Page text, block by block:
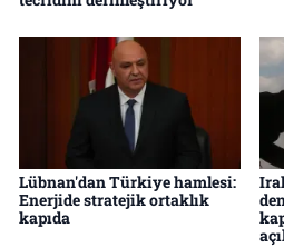
Lübnan'dan Türkiye hamlesi:
Enerjide stratejik ortaklık
kapıda